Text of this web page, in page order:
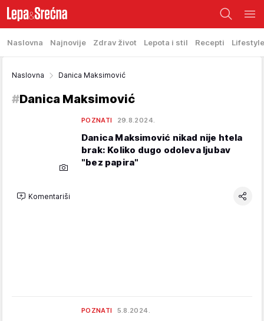
Naslovna Najnovije Zdrav život Lepota i stil Recepti Lifestyle
Naslovna Danica Maksimović
#Danica Maksimović
POZNATI 29.8.2024.
Danica Maksimović nikad nije htela
brak: Koliko dugo odoleva ljubav
"bez papira"
Komentariši
POZNATI 5.8.2024.